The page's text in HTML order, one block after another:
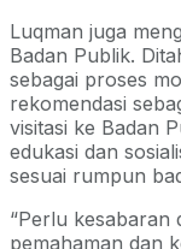
Luqman juga
Badan Publik.
sebagai proses
rekomendasi
visitasi ke Badan
edukasi dan
sesuai rumpun
“Perlu kesabaran
pemahaman dan